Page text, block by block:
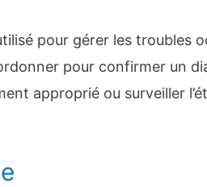
pour gérer les troubles
pour confirmer un
approprié ou surveiller